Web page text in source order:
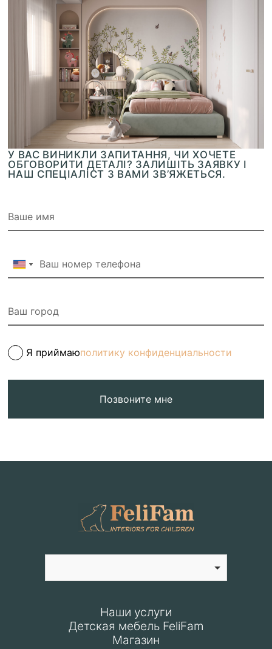
У ВАС ВИНИКЛИ ЗАПИТАННЯ, ЧИ ХОЧЕТЕ
ОБГОВОРИТИ ДЕТАЛІ? ЗАЛИШІТЬ ЗАЯВКУ І
НАШ СПЕЦІАЛІСТ З ВАМИ ЗВ’ЯЖЕТЬСЯ.
Я приймаюполитику конфиденциальности
Позвоните мне
Наши услуги
Детская мебель FeliFam
Магазин